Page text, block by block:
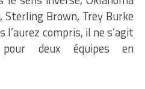
Sterling Brown, Trey Burke
l’aurez compris, il ne s’agit
deux équipes en